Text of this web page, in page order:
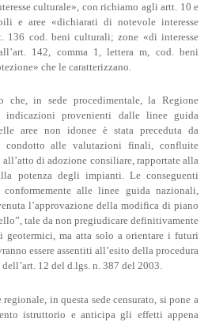
culturale», con richiamo agli artt. 10 e
e aree «dichiarati di notevole interesse
136 cod. beni culturali; zone «di interesse
142, comma 1, lettera m, cod. beni
che le caratterizzano.
che, in sede procedimentale, la Regione
indicazioni provenienti dalle linee guida
aree non idonee è stata preceduta da
condotto alle valutazioni finali, confluite
di adozione consiliare, rapportate alla
potenza degli impianti. Le conseguenti
alle linee guida nazionali,
l’approvazione della modifica di piano
tale da non pregiudicare definitivamente
ma atta solo a orientare i futuri
essere assentiti all’esito della procedura
12 del d.lgs. n. 387 del 2003.
in questa sede censurato, si pone a
istruttorio e anticipa gli effetti appena